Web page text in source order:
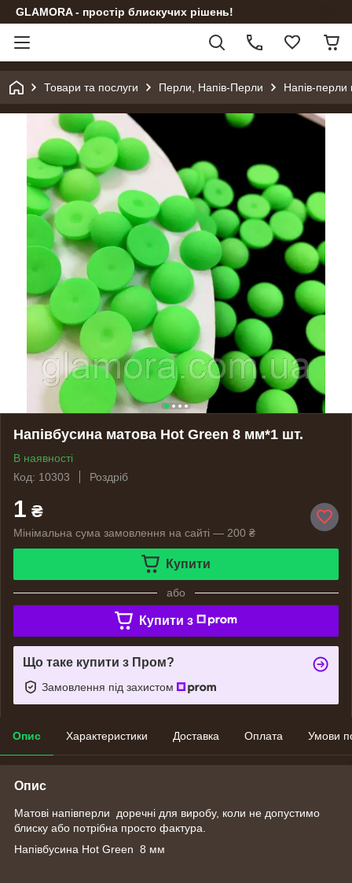
GLAMORA - простір блискучих рішень!
Товари та послуги Перли, Напів-Перли Напів-перли
Напівбусина матова Hot Green 8 мм*1 шт.
В наявності
Код: 10303
Роздріб
1 ₴
Мінімальна сума замовлення на сайті — 200 ₴
Купити
або
Купити з
Що таке купити з Пром?
Замовлення під захистом
Опис Характеристики Доставка Оплата Умови
Опис
Матові напівперли доречні для виробу, коли не допустимо
блиску або потрібна просто фактура.
Напівбусина Hot Green 8 мм